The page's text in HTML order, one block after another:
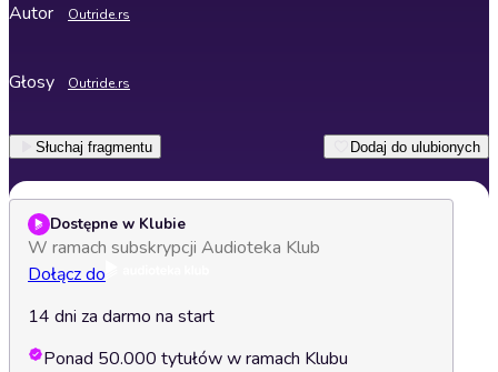
Autor Outride.rs
Głosy Outride.rs
Słuchaj fragmentu Dodaj do ulubionych
Dostępne w Klubie
W ramach subskrypcji Audioteka Klub
Dołącz do
14 dni za darmo na start
Ponad 50.000 tytułów w ramach Klubu